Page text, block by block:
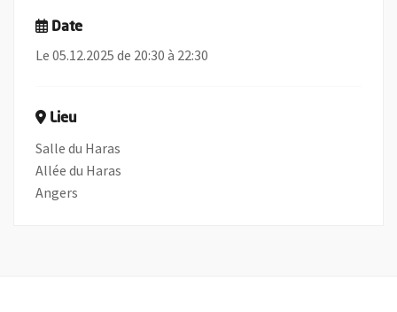
Date
Le 05.12.2025 de 20:30 à 22:30
Lieu
Salle du Haras
Allée du Haras
Angers